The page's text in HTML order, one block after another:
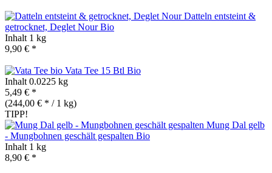
Datteln entsteint &
getrocknet, Deglet NourBio
Inhalt 1 kg
9,90 € *
Vata Tee 15 Btl Bio
Inhalt 0.0225 kg
5,49 € *
(244,00 € * / 1 kg)
TIPP!
Mung Dal gelb
- Mungbohnen geschält gespalten Bio
Inhalt 1 kg
8,90 € *